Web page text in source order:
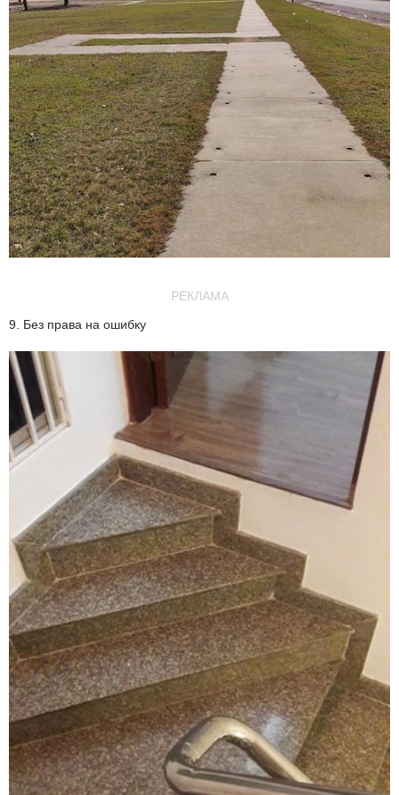
РЕКЛАМА
9. Без права на ошибку